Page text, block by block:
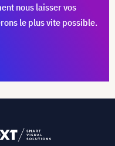
nous laisser vos
le plus vite possible.